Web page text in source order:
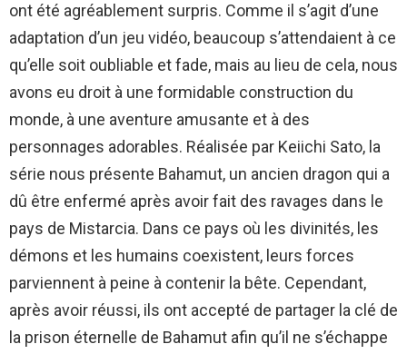
ont été agréablement surpris. Comme il s’agit d’une
adaptation d’un jeu vidéo, beaucoup s’attendaient à ce
qu’elle soit oubliable et fade, mais au lieu de cela, nous
avons eu droit à une formidable construction du
monde, à une aventure amusante et à des
personnages adorables. Réalisée par Keiichi Sato, la
série nous présente Bahamut, un ancien dragon qui a
dû être enfermé après avoir fait des ravages dans le
pays de Mistarcia. Dans ce pays où les divinités, les
démons et les humains coexistent, leurs forces
parviennent à peine à contenir la bête. Cependant,
après avoir réussi, ils ont accepté de partager la clé de
la prison éternelle de Bahamut afin qu’il ne s’échappe